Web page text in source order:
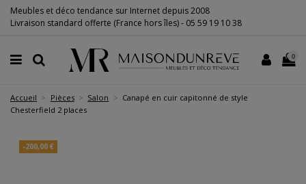
Meubles et déco tendance sur Internet depuis 2008
Livraison standard offerte (France hors îles) - 05 59 19 10 38
0
Accueil Pièces Salon
Canapé en cuir capitonné de style
Chesterfield 2 places
-200,00 €